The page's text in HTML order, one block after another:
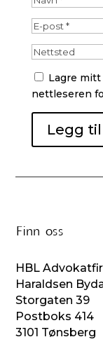
Lagre
nettleseren
Finn oss
HBL
Haraldsen
Storgaten 39
Postboks 414
3101 Tønsberg